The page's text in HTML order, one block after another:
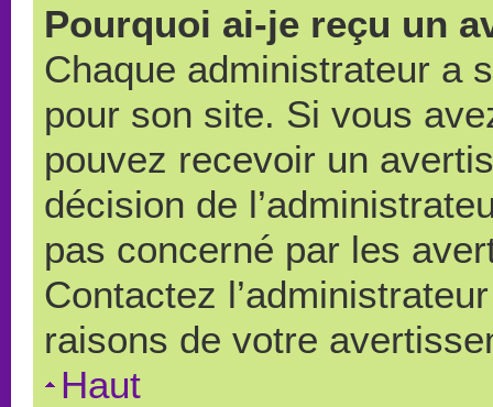
Pourquoi ai-je reçu un
Chaque administrateur a
pour son site. Si vous
pouvez recevoir un
décision de
pas concerné par les
Contactez
raisons de votre
Haut